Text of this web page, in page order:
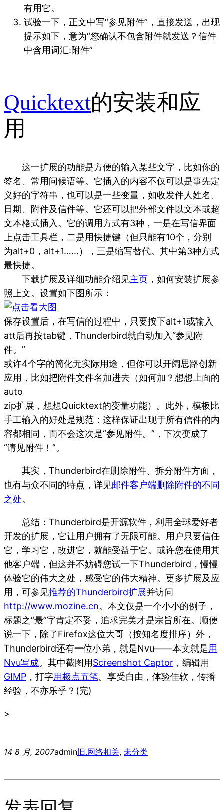
有用它。
试验一下，正文中写“参见附件”，直接发送，出现
提示如下，意为“您确认不包含附件就发送？信件
中含用词汇:附件”
Quicktext的安装和应
用
这一扩展的功能是方便的输入某些文字，比如你的
签名、常用问候语等。它插入的内容不仅可以是事先定
义好的字符串，也可以是一些变量，如收发件人姓名、
日期、附件及信件等。它还可以把外部文件以文本或超
文本格式插入。它的调用方式有3种，一是在写信界面
上点击工具栏，二是用快捷键（但只能有10个，分别
为alt+0，alt+1……），三是缩写替代。其中第3种方式
最快捷。
下载扩展及详细功能介绍见主页 ，如何安装扩展参
照上文。设置如下图所示：
保存设置后，在写信的过程中，只要按下alt+1或输入
att后再按tab键，Thunderbird就自动加入“参见附
件。”
或许4个字的简化无实际用途，但你可以开阔思路创新
应用，比如把附件文件名加进去（如何加？想想上面的
auto
zip扩展，想想Quicktext的变量功能）。此外，模板比
手工输入的好处是规范：这样保证出现于所有信件的内
容都相同，而不会这次是“参见附件。”，下次变成了
“请见附件！”。
其实，Thunderbird在删除附件、拆分附件方面，
也有与众不同的特点，详见邮件客户端删除附件的不同
之处。
总结：Thunderbird是开源软件，利用全球爱好者
开发的扩展，它让用户拥有了无限可能。用户只要信任
它，学习它，改进它，就能受益于它。或许您在使用其
他客户端，但这并不妨碍您试一下Thunderbird，慢慢
体验它的伟大之处，感受它的伟大精神。更多扩展及应
用，可参见推荐的Thunderbird扩展并访问
http://www.mozine.cn。本文仅是一个小小的例子，
标题之“最”字肯定不妥，追求完美才是宗旨所在。顺便
说一下，除了Firefox这位大哥（按知名度排序）外，
Thunderbird还有一位小弟，就是Nvu——本文就是用
Nvu写成。其中截图用Screenshot Captor ，编辑用
GIMP ，打字用极点五笔。享受自由，体验佳软，传播
经验，不亦乐乎？(完)
>
14 8 月, 2007admin 旧.网络相关, 未分类